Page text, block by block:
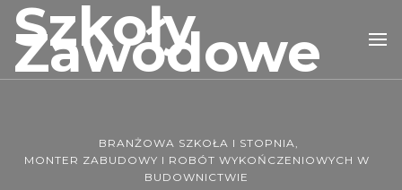
Szkoły
Zawodowe
BRANŻOWA SZKOŁA I STOPNIA
MONTER ZABUDOWY I ROBÓT WYKOŃCZENIOWYCH W
BUDOWNICTWIE